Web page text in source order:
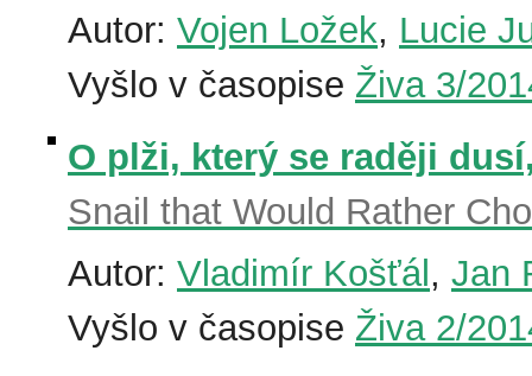
Autor: Vojen Ložek, Lucie
Vyšlo v časopise Živa 3/
O plži, který se raději
Snail that Would Rather
Autor: Vladimír Košťál , Jan
Vyšlo v časopise Živa 2/